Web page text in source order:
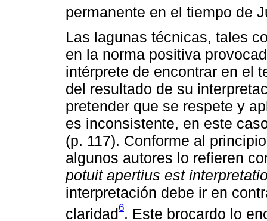
permanente en el tiempo de
Las lagunas técnicas, tales
en la norma positiva
intérprete de encontrar en el
del resultado de su
pretender que se respete y
es inconsistente, en este
(p. 117). Conforme al
algunos autores lo refieren
potuit apertius est
interpretación debe ir en
claridad6. Este brocardo lo